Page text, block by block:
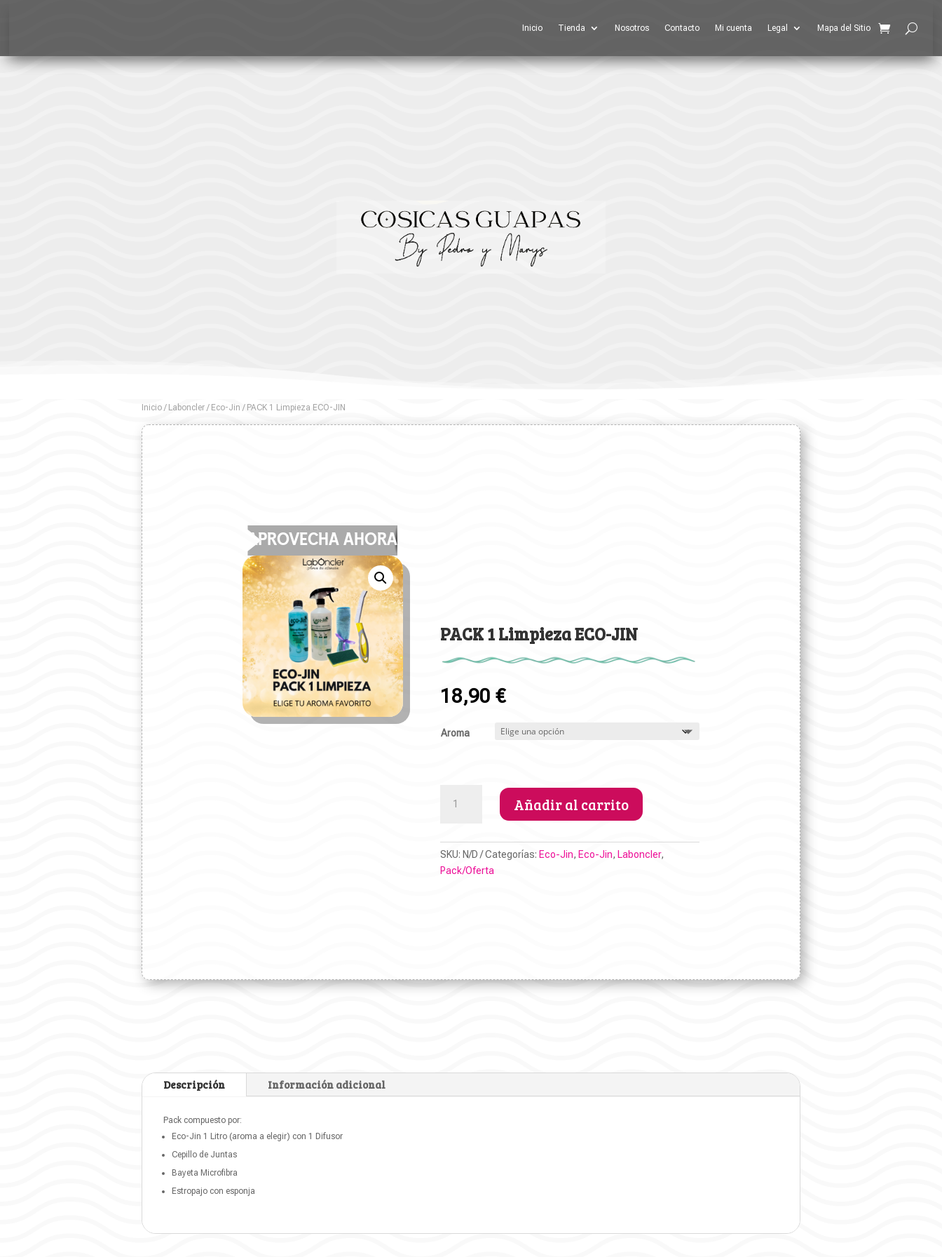
Inicio Tienda Nosotros Contacto Mi cuenta Legal Mapa del Sitio
Inicio/ Laboncler/ Eco-Jin / PACK 1 Limpieza ECO-JIN
APROVECHA AHORA
PACK 1 Limpieza ECO-JIN
18,90 €
Aroma
ECO-
JIN
cantidad
Añadir al carrito
SKU: N/D Categorías: Eco-Jin, Eco-Jin, Laboncler,
Pack/Oferta
Descripción Información adicional
Pack compuesto por:
Eco-Jin 1 Litro (aroma a elegir) con 1 Difusor
Cepillo de Juntas
Bayeta Microfibra
Estropajo con esponja